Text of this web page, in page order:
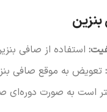
استفاده از صافی
تعویض به موقع صافی
است به صورت دوره‌ای